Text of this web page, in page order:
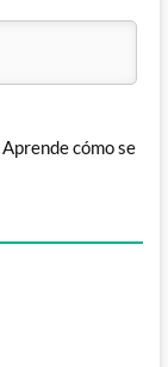
Aprende cómo se